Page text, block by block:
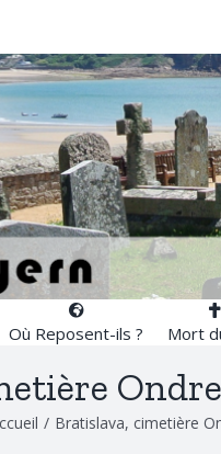
Où Reposent-ils ? Mort
/ Bratislava, cimetière